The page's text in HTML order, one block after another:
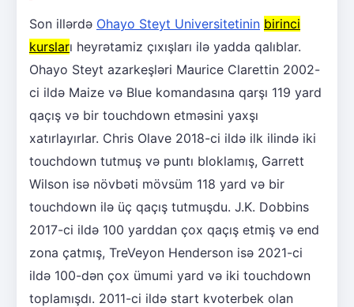
Son illərdə Ohayo Steyt Universitetinin birinci
kursları heyrətamiz çıxışları ilə yadda qalıblar.
Ohayo Steyt azarkeşləri Maurice Clarettin 2002-
ci ildə Maize və Blue komandasına qarşı 119 yard
qaçış və bir touchdown etməsini yaxşı
xatırlayırlar. Chris Olave 2018-ci ildə ilk ilində iki
touchdown tutmuş və puntı bloklamış, Garrett
Wilson isə növbəti mövsüm 118 yard və bir
touchdown ilə üç qaçış tutmuşdu. J.K. Dobbins
2017-ci ildə 100 yarddan çox qaçış etmiş və end
zona çatmış, TreVeyon Henderson isə 2021-ci
ildə 100-dən çox ümumi yard və iki touchdown
toplamışdı. 2011-ci ildə start kvoterbek olan